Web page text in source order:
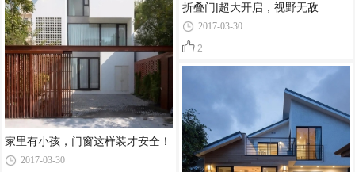
家里有小孩，门窗这样装才安全！
2017-03-30
折叠门|超大开启，视野无敌
2017-03-30
2